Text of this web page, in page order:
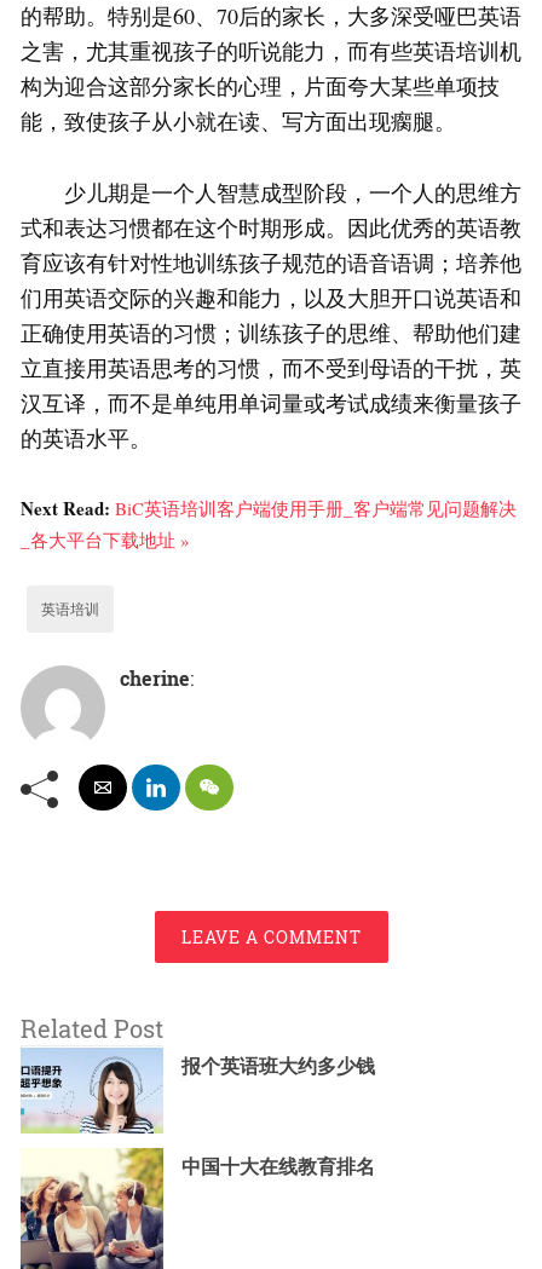
的帮助。特别是60、70后的家长，大多深受哑巴英语
之害，尤其重视孩子的听说能力，而有些英语培训机
构为迎合这部分家长的心理，片面夸大某些单项技
能，致使孩子从小就在读、写方面出现瘸腿。
少儿期是一个人智慧成型阶段，一个人的思维方
式和表达习惯都在这个时期形成。因此优秀的英语教
育应该有针对性地训练孩子规范的语音语调；培养他
们用英语交际的兴趣和能力，以及大胆开口说英语和
正确使用英语的习惯；训练孩子的思维、帮助他们建
立直接用英语思考的习惯，而不受到母语的干扰，英
汉互译，而不是单纯用单词量或考试成绩来衡量孩子
的英语水平。
Next Read: BiC英语培训客户端使用手册_客户端常见问题解决
_各大平台下载地址 »
英语培训
cherine:
LEAVE A COMMENT
Related Post
报个英语班大约多少钱
中国十大在线教育排名